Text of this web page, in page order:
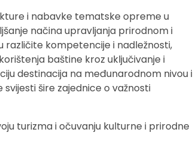
i nabavke tematske opreme u
načina upravljanja prirodnom i
različite kompetencije i nadležnosti,
baštine kroz uključivanje i
destinacija na međunarodnom nivou i
šire zajednice o važnosti
turizma i očuvanju kulturne i prirodne